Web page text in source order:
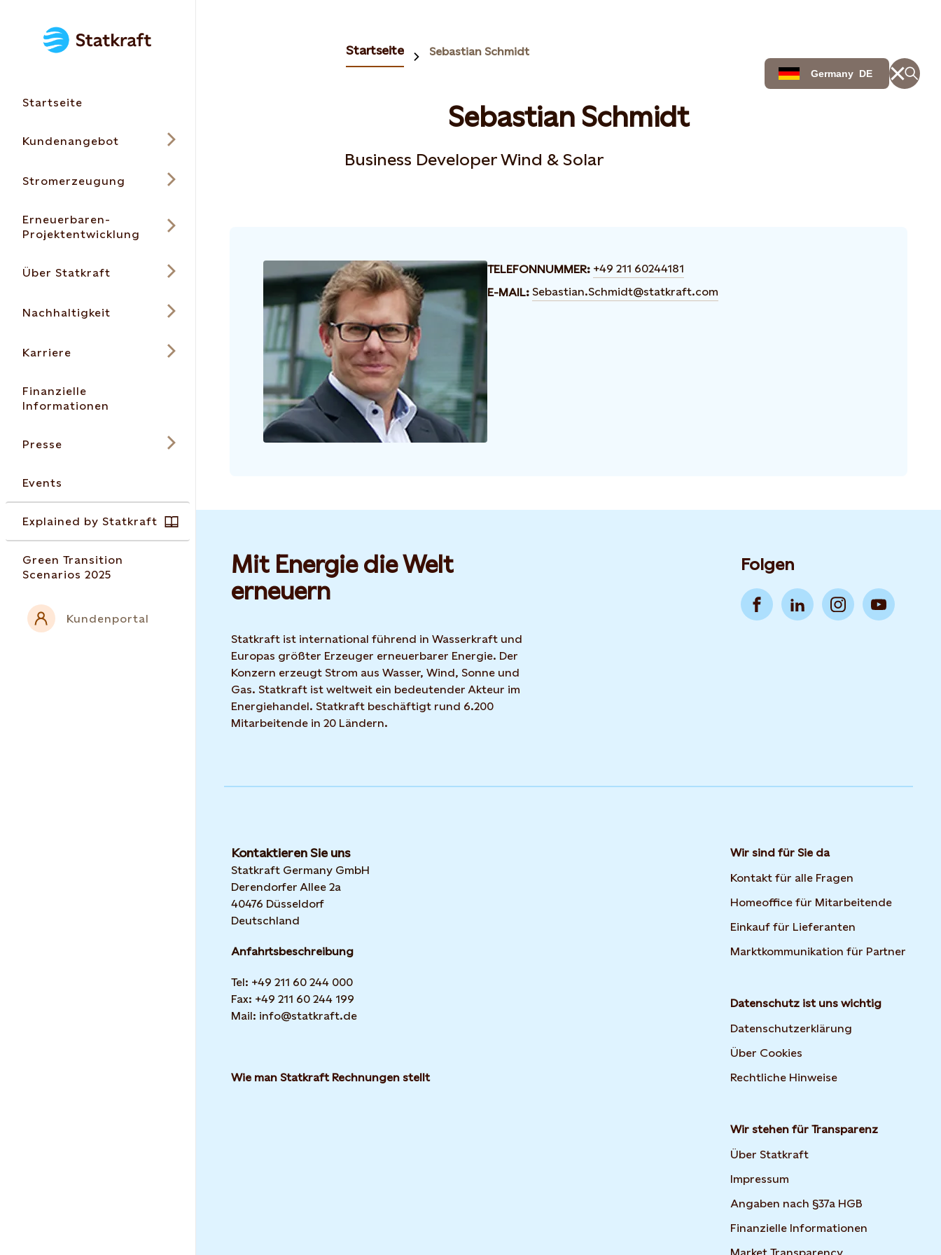
Startseite
Kundenangebot
Stromerzeugung
Erneuerbaren-
Projektentwicklung
Über Statkraft
Nachhaltigkeit
Karriere
Finanzielle
Informationen
Presse
Events
Explained by Statkraft
Green Transition
Scenarios 2025
Kundenportal
Germany DE
Startseite Sebastian Schmidt
Sebastian Schmidt
Business Developer Wind & Solar
TELEFONNUMMER: +49 211 60244181
E-MAIL: Sebastian.Schmidt@statkraft.com
Mit Energie die Welt
erneuern
Statkraft ist international führend in Wasserkraft und
Europas größter Erzeuger erneuerbarer Energie. Der
Konzern erzeugt Strom aus Wasser, Wind, Sonne und
Gas. Statkraft ist weltweit ein bedeutender Akteur im
Energiehandel. Statkraft beschäftigt rund 6.200
Mitarbeitende in 20 Ländern.
Folgen
Kontaktieren Sie uns
Statkraft Germany GmbH
Derendorfer Allee 2a
40476 Düsseldorf
Deutschland
Anfahrtsbeschreibung
Tel: +49 211 60 244 000
Fax: +49 211 60 244 199
Mail: info@statkraft.de
Wie man Statkraft Rechnungen stellt
Wir sind für Sie da
Kontakt für alle Fragen
Homeoffice für Mitarbeitende
Einkauf für Lieferanten
Marktkommunikation für Partner
Datenschutz ist uns wichtig
Datenschutzerklärung
Über Cookies
Rechtliche Hinweise
Wir stehen für Transparenz
Über Statkraft
Impressum
Angaben nach §37a HGB
Finanzielle Informationen